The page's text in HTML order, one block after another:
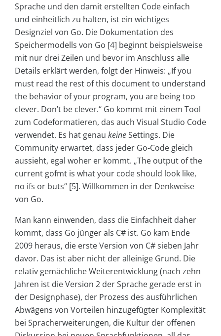
Sprache und den damit erstellten Code einfach
und einheitlich zu halten, ist ein wichtiges
Designziel von Go. Die Dokumentation des
Speichermodells von Go [4] beginnt beispielsweise
mit nur drei Zeilen und bevor im Anschluss alle
Details erklärt werden, folgt der Hinweis: „If you
must read the rest of this document to understand
the behavior of your program, you are being too
clever. Don’t be clever.“ Go kommt mit einem Tool
zum Codeformatieren, das auch Visual Studio Code
verwendet. Es hat genau keineSettings. Die
Community erwartet, dass jeder Go-Code gleich
aussieht, egal woher er kommt. „The output of the
current gofmt is what your code should look like,
no ifs or buts“ [5]. Willkommen in der Denkweise
von Go.
Man kann einwenden, dass die Einfachheit daher
kommt, dass Go jünger als C# ist. Go kam Ende
2009 heraus, die erste Version von C# sieben Jahr
davor. Das ist aber nicht der alleinige Grund. Die
relativ gemächliche Weiterentwicklung (nach zehn
Jahren ist die Version 2 der Sprache gerade erst in
der Designphase), der Prozess des ausführlichen
Abwägens von Vorteilen hinzugefügter Komplexität
bei Spracherweiterungen, die Kultur der offenen